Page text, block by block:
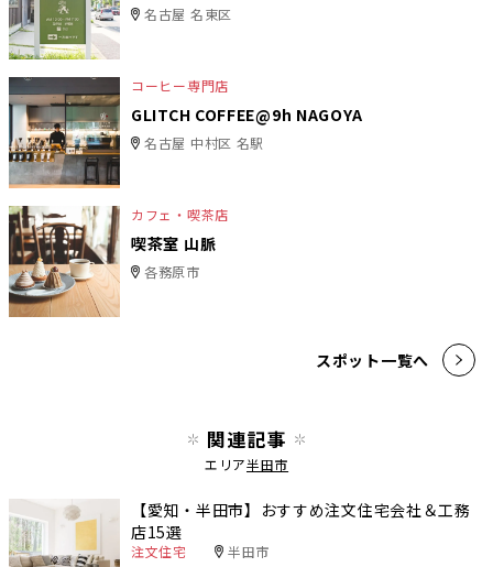
名古屋 名東区
コーヒー専門店
GLITCH COFFEE@9h NAGOYA
名古屋 中村区 名駅
カフェ・喫茶店
喫茶室 山脈
各務原市
スポット一覧へ
関連記事
エリア半田市
【愛知・半田市】おすすめ注文住宅会社＆工務
店15選
注文住宅 半田市